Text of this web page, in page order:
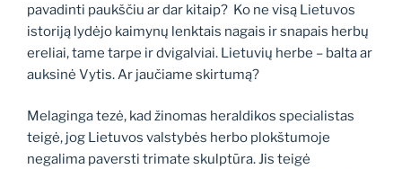
pavadinti paukščiu ar dar kitaip? Ko ne visą Lietuvos
istoriją lydėjo kaimynų lenktais nagais ir snapais herbų
ereliai, tame tarpe ir dvigalviai. Lietuvių herbe – balta ar
auksinė Vytis. Ar jaučiame skirtumą?
Melaginga tezė, kad žinomas heraldikos specialistas
teigė, jog Lietuvos valstybės herbo plokštumoje
negalima paversti trimate skulptūra. Jis teigė